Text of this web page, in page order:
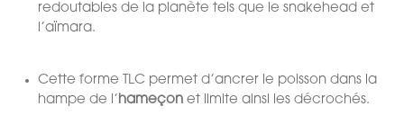
redoutables de la planète tels que le snakehead et
l’aïmara.
Cette forme TLC permet d’ancrer le poisson dans la
hampe de l’ hameçon et limite ainsi les décrochés.